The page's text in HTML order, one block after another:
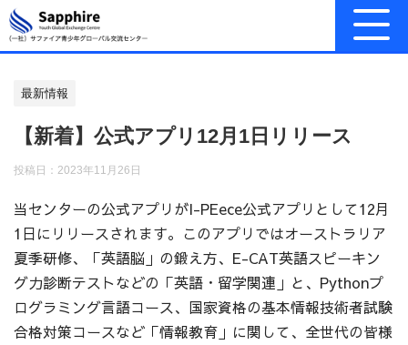
最新情報
【新着】公式アプリ12月1日リリース
投稿日： 2023年11月26日
当センターの公式アプリがI-PEece公式アプリとして12月
1日にリリースされます。このアプリではオーストラリア
夏季研修、「英語脳」の鍛え方、E-CAT英語スピーキン
グ力診断テストなどの「英語・留学関連」と、Pythonプ
ログラミング言語コース、国家資格の基本情報技術者試験
合格対策コースなど「情報教育」に関して、全世代の皆様